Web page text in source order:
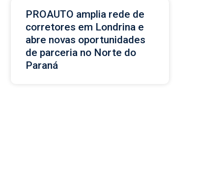
PROAUTO amplia rede de
corretores em Londrina e
abre novas oportunidades
de parceria no Norte do
Paraná